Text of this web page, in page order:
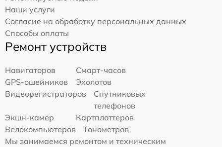
Наши услуги
Согласие на обработку персональных данных
Способы оплаты
Ремонт устройств
Навигаторов
Смарт-часов
GPS-ошейников
Эхолотов
Видеорегистраторов
Спутниковых
телефонов
Экшн-камер
Картплоттеров
Велокомпьютеров
Тонометров
Мы занимаемся ремонтом и техническим